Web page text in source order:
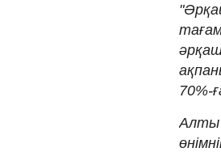
70%-
Алты